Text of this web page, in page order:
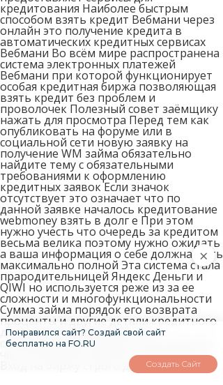
кредитования Наиболее быстрым
способом взять кредит Вебмани через
онлайн это получение кредита в
автоматических кредитных сервисах
Вебмани Во всём мире распространена
система электронных платежей
Вебмани при которой функционирует
особая кредитная биржа позволяющая
взять кредит без проблем и
проволочек Полезный совет заёмщику
нажать для просмотра Перед тем как
опубликовать на форуме или в
социальной сети новую заявку на
получение WM займа обязательно
найдите тему с обязательными
требованиями к оформлению
кредитных заявок Если значок
отсутствует это означает что по
данной заявке началось кредитование
webmoney взять в долг е При этом
нужно учесть что очередь за кредитом
весьма велика поэтому нужно ожидать
а ваша информация о себе должна быть
максимально полной Эта система стала
прародительницей Яндекс Деньги и
QIWI но используется реже из за ее
сложности и многофункциональности
Сумма займа порядок его возврата
проценты и другие детали кредитного
договора предварительно
оговариваются обеими сторонами без
чего получение кредита невозможно
Вход на биржу строго для владельцев
персональных аттестатов
Понравился сайт? Создай свой сайт
бесплатно на FO.RU
Создать Сайт
×